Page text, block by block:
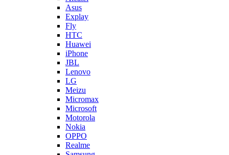
Asus
Explay
Fly
HTC
Huawei
iPhone
JBL
Lenovo
LG
Meizu
Micromax
Microsoft
Motorola
Nokia
OPPO
Realme